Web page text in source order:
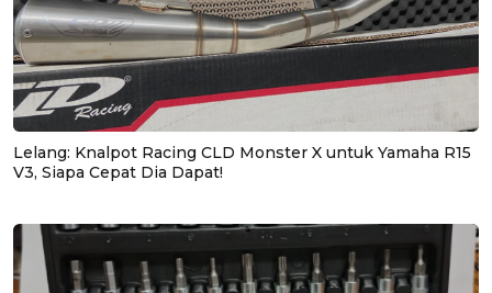
Lelang: Knalpot Racing CLD Monster X untuk Yamaha R15
V3, Siapa Cepat Dia Dapat!